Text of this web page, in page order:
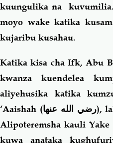
kuungulika na kuvumilia.
moyo wake katika
kujaribu kusahau.
Katika kisa cha Ifk, Abu
kwanza kuendelea
aliyehusika katika
‘Aaishah
(رضي الله عنها),
Alipoteremsha kauli
kuwa anataka